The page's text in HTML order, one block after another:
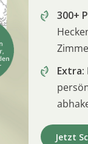
300+
Extra:
Jetzt